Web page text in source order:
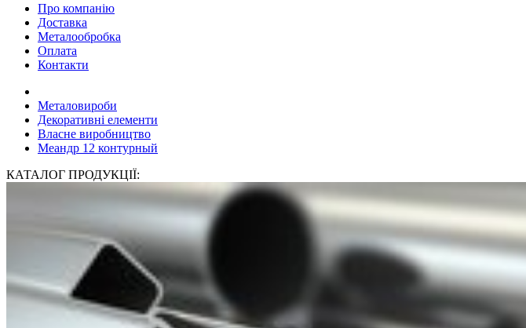
Про компанію
Доставка
Металообробка
Оплата
Контакти
Металовироби
Декоративні елементи
Власне виробництво
Меандр 12 контурный
КАТАЛОГ ПРОДУКЦІЇ: